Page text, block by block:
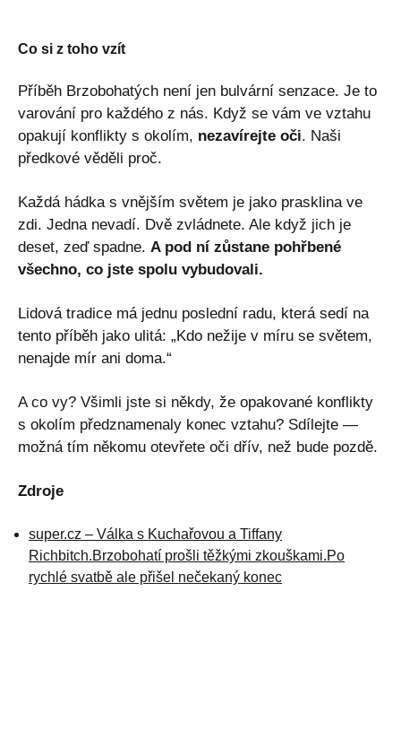
Co si z toho vzít
Příběh Brzobohatých není jen bulvární senzace. Je to
varování pro každého z nás. Když se vám ve vztahu
opakují konflikty s okolím, nezavírejte oči. Naši
předkové věděli proč.
Každá hádka s vnějším světem je jako prasklina ve
zdi. Jedna nevadí. Dvě zvládnete. Ale když jich je
deset, zeď spadne. A pod ní zůstane pohřbené
všechno, co jste spolu vybudovali.
Lidová tradice má jednu poslední radu, která sedí na
tento příběh jako ulitá: „Kdo nežije v míru se světem,
nenajde mír ani doma.“
A co vy? Všimli jste si někdy, že opakované konflikty
s okolím předznamenaly konec vztahu? Sdílejte —
možná tím někomu otevřete oči dřív, než bude pozdě.
Zdroje
super.cz – Válka s Kuchařovou a Tiffany
Richbitch.Brzobohatí prošli těžkými zkouškami.Po
rychlé svatbě ale přišel nečekaný konec